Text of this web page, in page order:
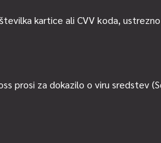
kartice ali CVV koda,
prosi za dokazilo o viru sredstev